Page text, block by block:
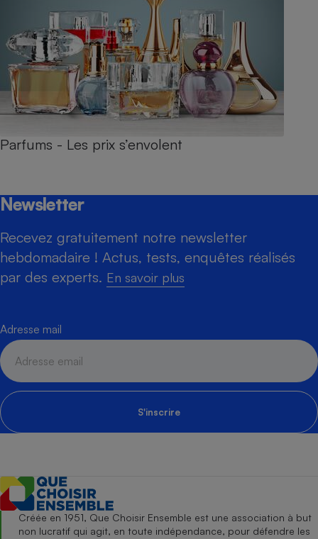
Parfums - Les prix s’envolent
Newsletter
Recevez gratuitement notre newsletter
hebdomadaire ! Actus, tests, enquêtes réalisés
par des experts. En savoir plus
Adresse mail
S'inscrire
Créée en 1951, Que Choisir Ensemble est une association à but
non lucratif qui agit, en toute indépendance, pour défendre les